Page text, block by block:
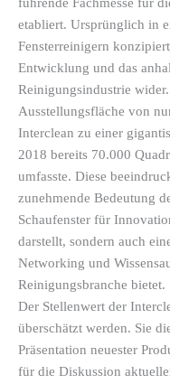
etabliert. Ursprünglich in
Fensterreinigern
Entwicklung und das
Reinigungsindustrie
Ausstellungsfläche von
Interclean zu einer
2018 bereits 70.000
umfasste. Diese
zunehmende Bedeutung
Schaufenster für
darstellt, sondern auch
Networking und
Reinigungsbranche bietet.
Der Stellenwert der
überschätzt werden. Sie
Präsentation neuester
für die Diskussion